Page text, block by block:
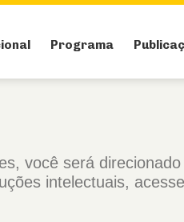
Programa
você será
intelectuais,